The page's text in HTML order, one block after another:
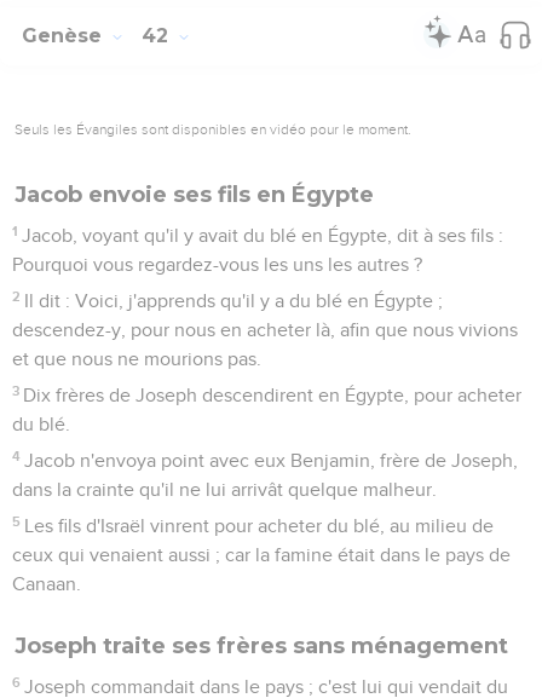
Genèse 42
Seuls les Évangiles sont disponibles en vidéo pour le moment.
Jacob envoie ses fils en Égypte
1 Jacob, voyant qu'il y avait du blé en Égypte, dit à ses fils :
Pourquoi vous regardez-vous les uns les autres ?
2 Il dit : Voici, j'apprends qu'il y a du blé en Égypte ;
descendez-y, pour nous en acheter là, afin que nous vivions
et que nous ne mourions pas.
3 Dix frères de Joseph descendirent en Égypte, pour acheter
du blé.
4 Jacob n'envoya point avec eux Benjamin, frère de Joseph,
dans la crainte qu'il ne lui arrivât quelque malheur.
5 Les fils d'Israël vinrent pour acheter du blé, au milieu de
ceux qui venaient aussi ; car la famine était dans le pays de
Canaan.
Joseph traite ses frères sans ménagement
6 Joseph commandait dans le pays ; c'est lui qui vendait du